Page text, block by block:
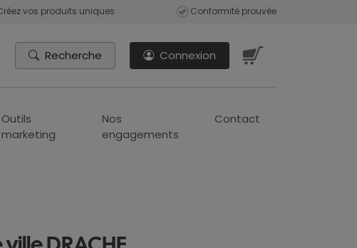
vos produits uniques Conformité prouvée
Recherche Connexion
Outils
marketing
Nos
engagements
Contact